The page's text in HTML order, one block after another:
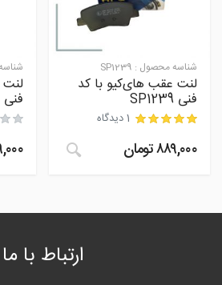
شناسه محصول : SP1239
لنت عقب های‌کیو با کد
فنی SP1239
مشتری
1 دیدگاه
۸۸۹,۰۰۰تومان
فنی 58302-D4A50
ارتباط با ما